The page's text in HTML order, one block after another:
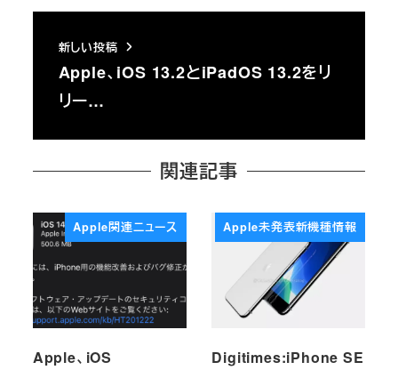
新しい投稿
Apple、iOS 13.2とiPadOS 13.2をリ
リー…
関連記事
Apple関連ニュース
Apple、iOS
Apple未発表新機種情報
Digitimes:iPhone SE